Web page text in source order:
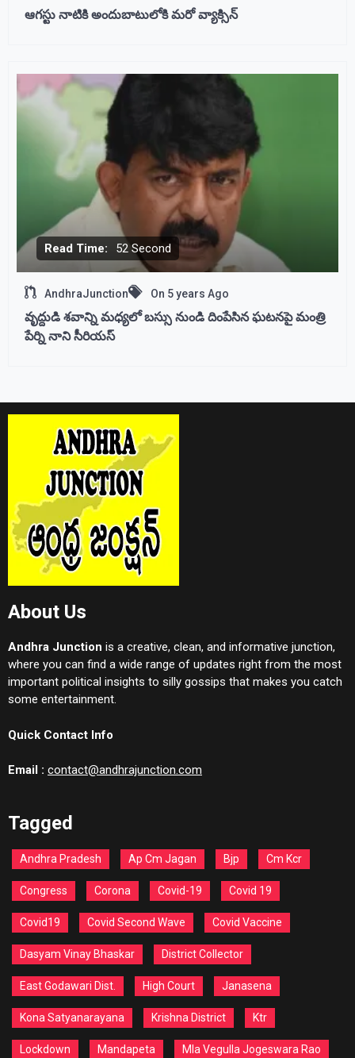
ఆగస్టు నాటికి అందుబాటులోకి మరో వ్యాక్సిన్
Read Time: 52 Second
AndhraJunction On 5 years Ago
వృద్దుడి శవాన్ని మధ్యలో బస్సు నుండి దింపేసిన ఘటనపై మంత్రి
పేర్ని నాని సీరియస్
About Us
Andhra Junction is a creative, clean, and informative junction,
where you can find a wide range of updates right from the most
important political insights to silly gossips that makes you catch
some entertainment.
Quick Contact Info
Email : contact@andhrajunction.com
Tagged
Andhra Pradesh Ap Cm Jagan Bjp Cm Kcr
Congress Corona Covid-19 Covid 19
Covid19 Covid Second Wave Covid Vaccine
Dasyam Vinay Bhaskar District Collector
East Godawari Dist. High Court Janasena
Kona Satyanarayana Krishna District Ktr
Lockdown Mandapeta Mla Vegulla Jogeswara Rao